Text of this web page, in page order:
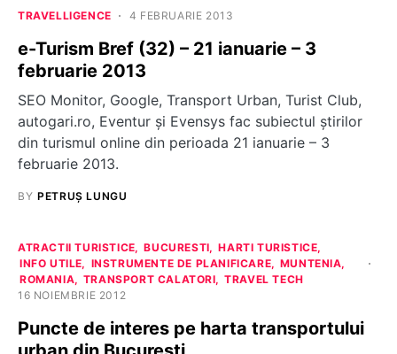
TRAVELLIGENCE 4 FEBRUARIE 2013
e-Turism Bref (32) – 21 ianuarie – 3
februarie 2013
SEO Monitor, Google, Transport Urban, Turist Club,
autogari.ro, Eventur și Evensys fac subiectul știrilor
din turismul online din perioada 21 ianuarie – 3
februarie 2013.
BY PETRUȘ LUNGU
ATRACTII TURISTICE BUCURESTI
HARTI TURISTICE
INFO UTILE
INSTRUMENTE DE PLANIFICARE
MUNTENIA
ROMANIA
TRANSPORT CALATORI
TRAVEL TECH
16 NOIEMBRIE 2012
Puncte de interes pe harta transportului